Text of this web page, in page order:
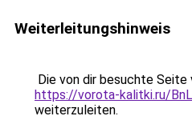
Weiterleitungshinweis
Die von dir besuchte Seite
https://vorota-kalitki.ru/
weiterzuleiten.